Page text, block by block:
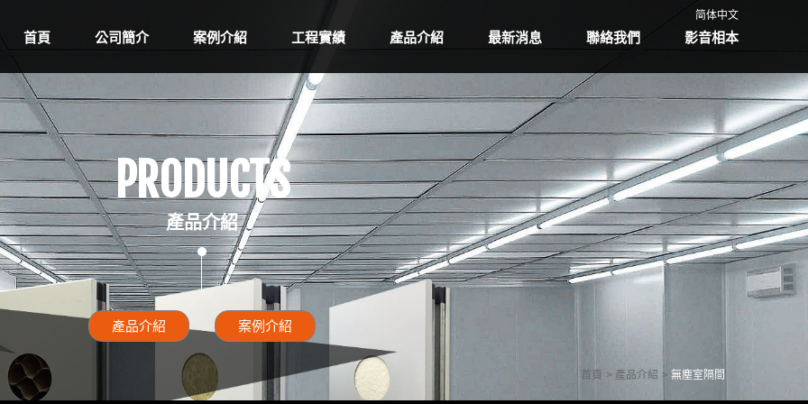
简体中文
首頁 公司簡介 案例介紹 工程實績 產品介紹 最新消息 聯絡我們 影音相本
PRODUCTS
產品介紹
產品介紹 案例介紹
首頁 產品介紹 無塵室隔間